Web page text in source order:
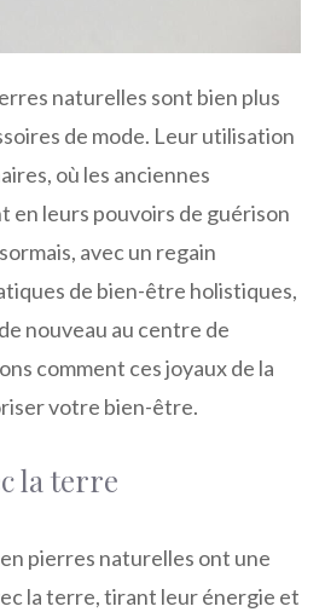
naturelles sont bien plus
de mode. Leur utilisation
où les anciennes
en leurs pouvoirs de guérison
avec un regain
de bien-être holistiques,
nouveau au centre de
comment ces joyaux de la
votre bien-être.
la terre
pierres naturelles ont une
la terre, tirant leur énergie et